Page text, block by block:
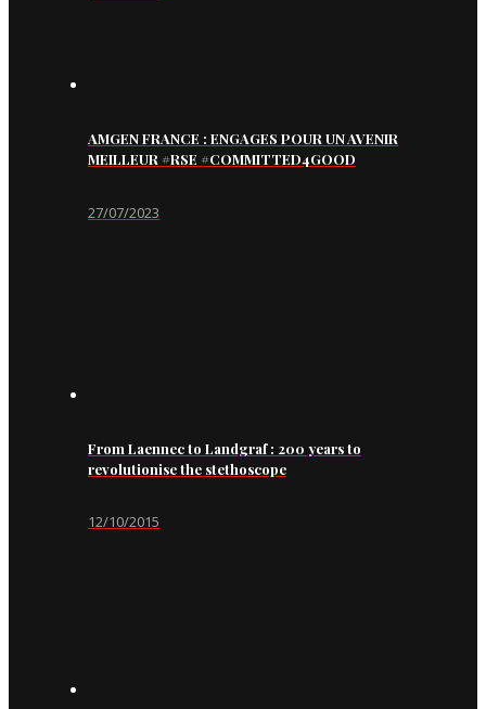
AMGEN FRANCE : ENGAGES POUR UN AVENIR
MEILLEUR #RSE #COMMITTED4GOOD
27/07/2023
From Laennec to Landgraf : 200 years to
revolutionise the stethoscope
12/10/2015